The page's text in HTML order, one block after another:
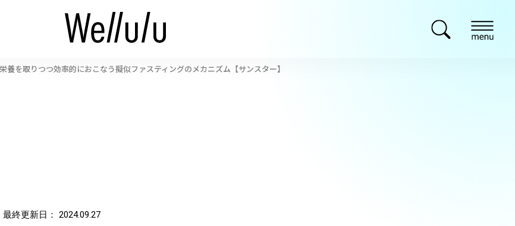
養を取りつつ効率的におこなう擬似ファスティングのメカニズム【サンスター】
更新日： 2024.09.27